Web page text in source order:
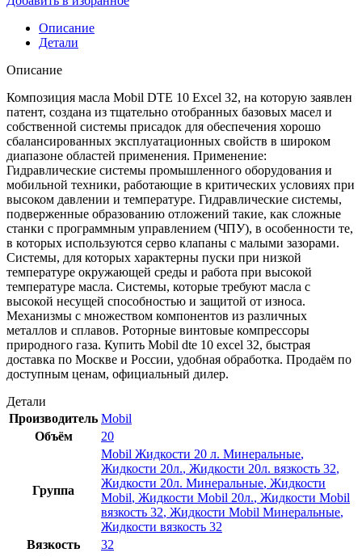
10
excel
32
Описание
Детали
Описание
Композиция масла Mobil DTE 10 Excel 32, на которую заявлен
патент, создана из тщательно отобранных базовых масел и
собственной системы присадок для обеспечения хорошо
сбалансированных эксплуатационных свойств в широком
диапазоне областей применения. Применение:
Гидравлические системы промышленного оборудования и
мобильной техники, работающие в критических условиях при
высоком давлении и температуре. Гидравлические системы,
подверженные образованию отложений такие, как сложные
станки с программным управлением (ЧПУ), в особенности те,
в которых используются серво клапаны с малыми зазорами.
Системы, для которых характерны пуски при низкой
температуре окружающей среды и работа при высокой
температуре масла. Системы, которые требуют масла с
высокой несущей способностью и защитой от износа.
Механизмы с множеством компонентов из различных
металлов и сплавов. Роторные винтовые компрессоры
природного газа. Купить Mobil dte 10 excel 32, быстрая
доставка по Москве и России, удобная обработка. Продаём по
доступным ценам, официальный дилер.
Детали
Производитель Mobil
Объём
20
Группа
Mobil Жидкости 20 л. Минеральные,
Жидкости 20л., Жидкости 20л. вязкость 32,
Жидкости 20л. Минеральные, Жидкости
Mobil, Жидкости Mobil 20л., Жидкости Mobil
вязкость 32, Жидкости Mobil Минеральные,
Жидкости вязкость 32
Вязкость
32